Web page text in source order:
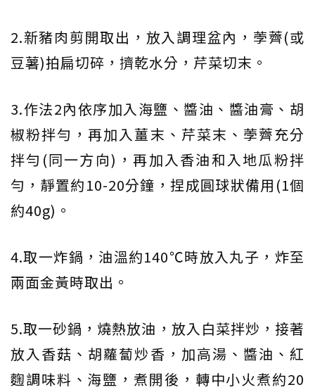
2.新豬肉剪開取出，放入調理盆內，荸薺(或
豆薯)拍扁切碎，擠乾水分，芹菜切末。
3.作法2內依序加入海鹽、醬油、醬油膏、胡
椒粉拌勻，再加入薑末、芹菜末、荸薺充分
拌勻(同一方向)，再加入香油和入地瓜粉拌
勻，靜置約10-20分鐘，捏成圓球狀備用(1個
約40g)。
4.取一炸鍋，油溫約140℃時放入丸子，炸至
兩面金黃時取出。
5.取一砂鍋，燒熱放油，放入白菜拌炒，接著
放入香菇、胡蘿蔔炒香，加高湯、醬油、紅
麴調味料、海鹽，煮開後，轉中小火煮約20